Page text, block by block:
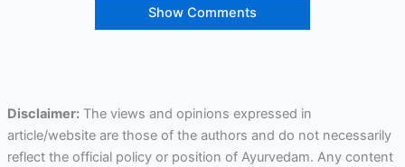
Show Comments
Disclaimer:The views and opinions expressed in
article/website are those of the authors and do not necessarily
reflect the official policy or position of Ayurvedam. Any content